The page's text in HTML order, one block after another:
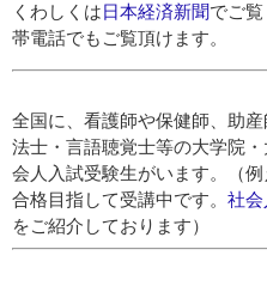
くわしくは日本経済新聞でご
帯電話でもご覧頂けます。
全国に、看護師や保健師、助
法士・言語聴覚士等の大学院
会人入試受験生がいます。（
合格目指して受講中です。 社
をご紹介しております）